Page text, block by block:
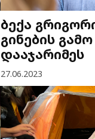
ბექა
გინების
დააჯარიმეს
27.06.2023